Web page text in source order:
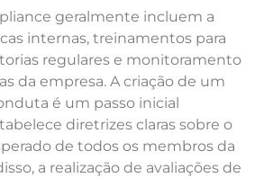
geralmente incluem a
internas, treinamentos para
regulares e monitoramento
da empresa. A criação de um
é um passo inicial
diretrizes claras sobre o
de todos os membros da
a realização de avaliações de